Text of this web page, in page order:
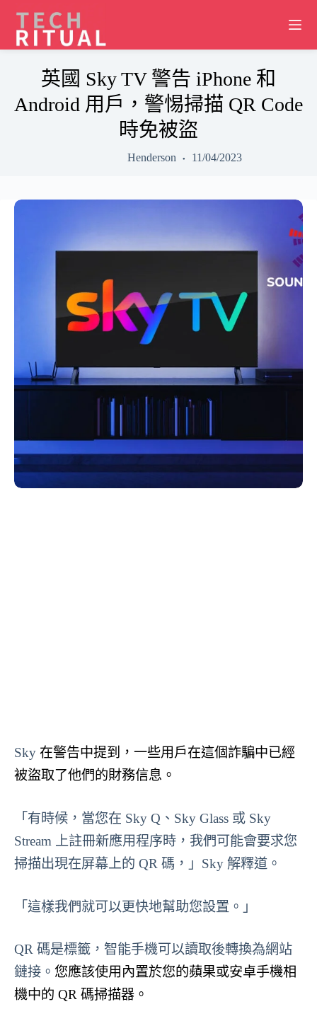
content
英國 Sky TV 警告 iPhone 和
Android 用戶，警惕掃描 QR Code
時免被盜
Henderson 11/04/2023
Sky 在警告中提到，一些用戶在這個詐騙中已經
被盜取了他們的財務信息。
「有時候，當您在 Sky Q、Sky Glass 或 Sky
Stream 上註冊新應用程序時，我們可能會要求您
掃描出現在屏幕上的 QR 碼，」Sky 解釋道。
「這樣我們就可以更快地幫助您設置。」
QR 碼是標籤，智能手機可以讀取後轉換為網站
鏈接。 您應該使用內置於您的蘋果或安卓手機相
機中的 QR 碼掃描器。